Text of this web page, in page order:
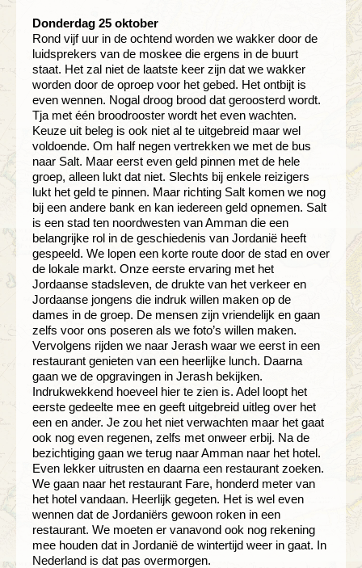
Donderdag 25 oktober
Rond vijf uur in de ochtend worden we wakker door de
luidsprekers van de moskee die ergens in de buurt
staat. Het zal niet de laatste keer zijn dat we wakker
worden door de oproep voor het gebed. Het ontbijt is
even wennen. Nogal droog brood dat geroosterd wordt.
Tja met één broodrooster wordt het even wachten.
Keuze uit beleg is ook niet al te uitgebreid maar wel
voldoende. Om half negen vertrekken we met de bus
naar Salt. Maar eerst even geld pinnen met de hele
groep, alleen lukt dat niet. Slechts bij enkele reizigers
lukt het geld te pinnen. Maar richting Salt komen we nog
bij een andere bank en kan iedereen geld opnemen. Salt
is een stad ten noordwesten van Amman die een
belangrijke rol in de geschiedenis van Jordanië heeft
gespeeld. We lopen een korte route door de stad en over
de lokale markt. Onze eerste ervaring met het
Jordaanse stadsleven, de drukte van het verkeer en
Jordaanse jongens die indruk willen maken op de
dames in de groep. De mensen zijn vriendelijk en gaan
zelfs voor ons poseren als we foto’s willen maken.
Vervolgens rijden we naar Jerash waar we eerst in een
restaurant genieten van een heerlijke lunch. Daarna
gaan we de opgravingen in Jerash bekijken.
Indrukwekkend hoeveel hier te zien is. Adel loopt het
eerste gedeelte mee en geeft uitgebreid uitleg over het
een en ander. Je zou het niet verwachten maar het gaat
ook nog even regenen, zelfs met onweer erbij. Na de
bezichtiging gaan we terug naar Amman naar het hotel.
Even lekker uitrusten en daarna een restaurant zoeken.
We gaan naar het restaurant Fare, honderd meter van
het hotel vandaan. Heerlijk gegeten. Het is wel even
wennen dat de Jordaniërs gewoon roken in een
restaurant. We moeten er vanavond ook nog rekening
mee houden dat in Jordanië de wintertijd weer in gaat. In
Nederland is dat pas overmorgen.